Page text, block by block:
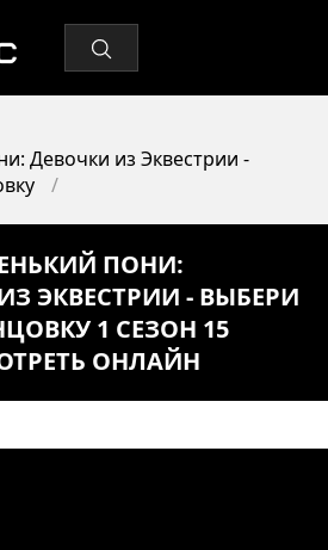
Девочки из Эквестрии -
ПОНИ:
ЭКВЕСТРИИ - ВЫБЕРИ
1 СЕЗОН 15
ОНЛАЙН